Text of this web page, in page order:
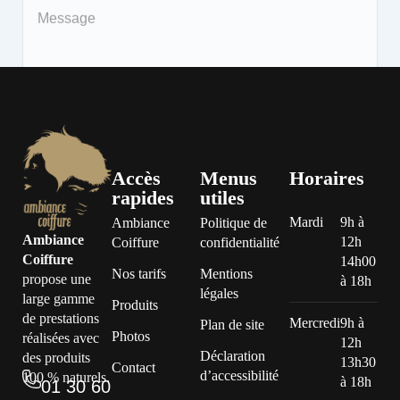
Ambiance
Coiffure
propose une
large gamme
de prestations
réalisées avec
des produits
100 % naturels.
01 30 60
Accès
rapides
Ambiance
Coiffure
Nos tarifs
Produits
Photos
Contact
Menus
utiles
Politique de
confidentialité
Mentions
légales
Plan de site
Déclaration
d’accessibilité
Horaires
Mardi
9h à
12h
14h00
à 18h
Mercredi9h à
12h
13h30
à 18h
Nous utilisons des cookies pour améliorer votre expérience.
Nécessaires
Cookies essentiels au bon fonctionnement du site.
Analytiques
Cookies qui nous aident à comprendre comment vous utilisez
notre site.
Marketing